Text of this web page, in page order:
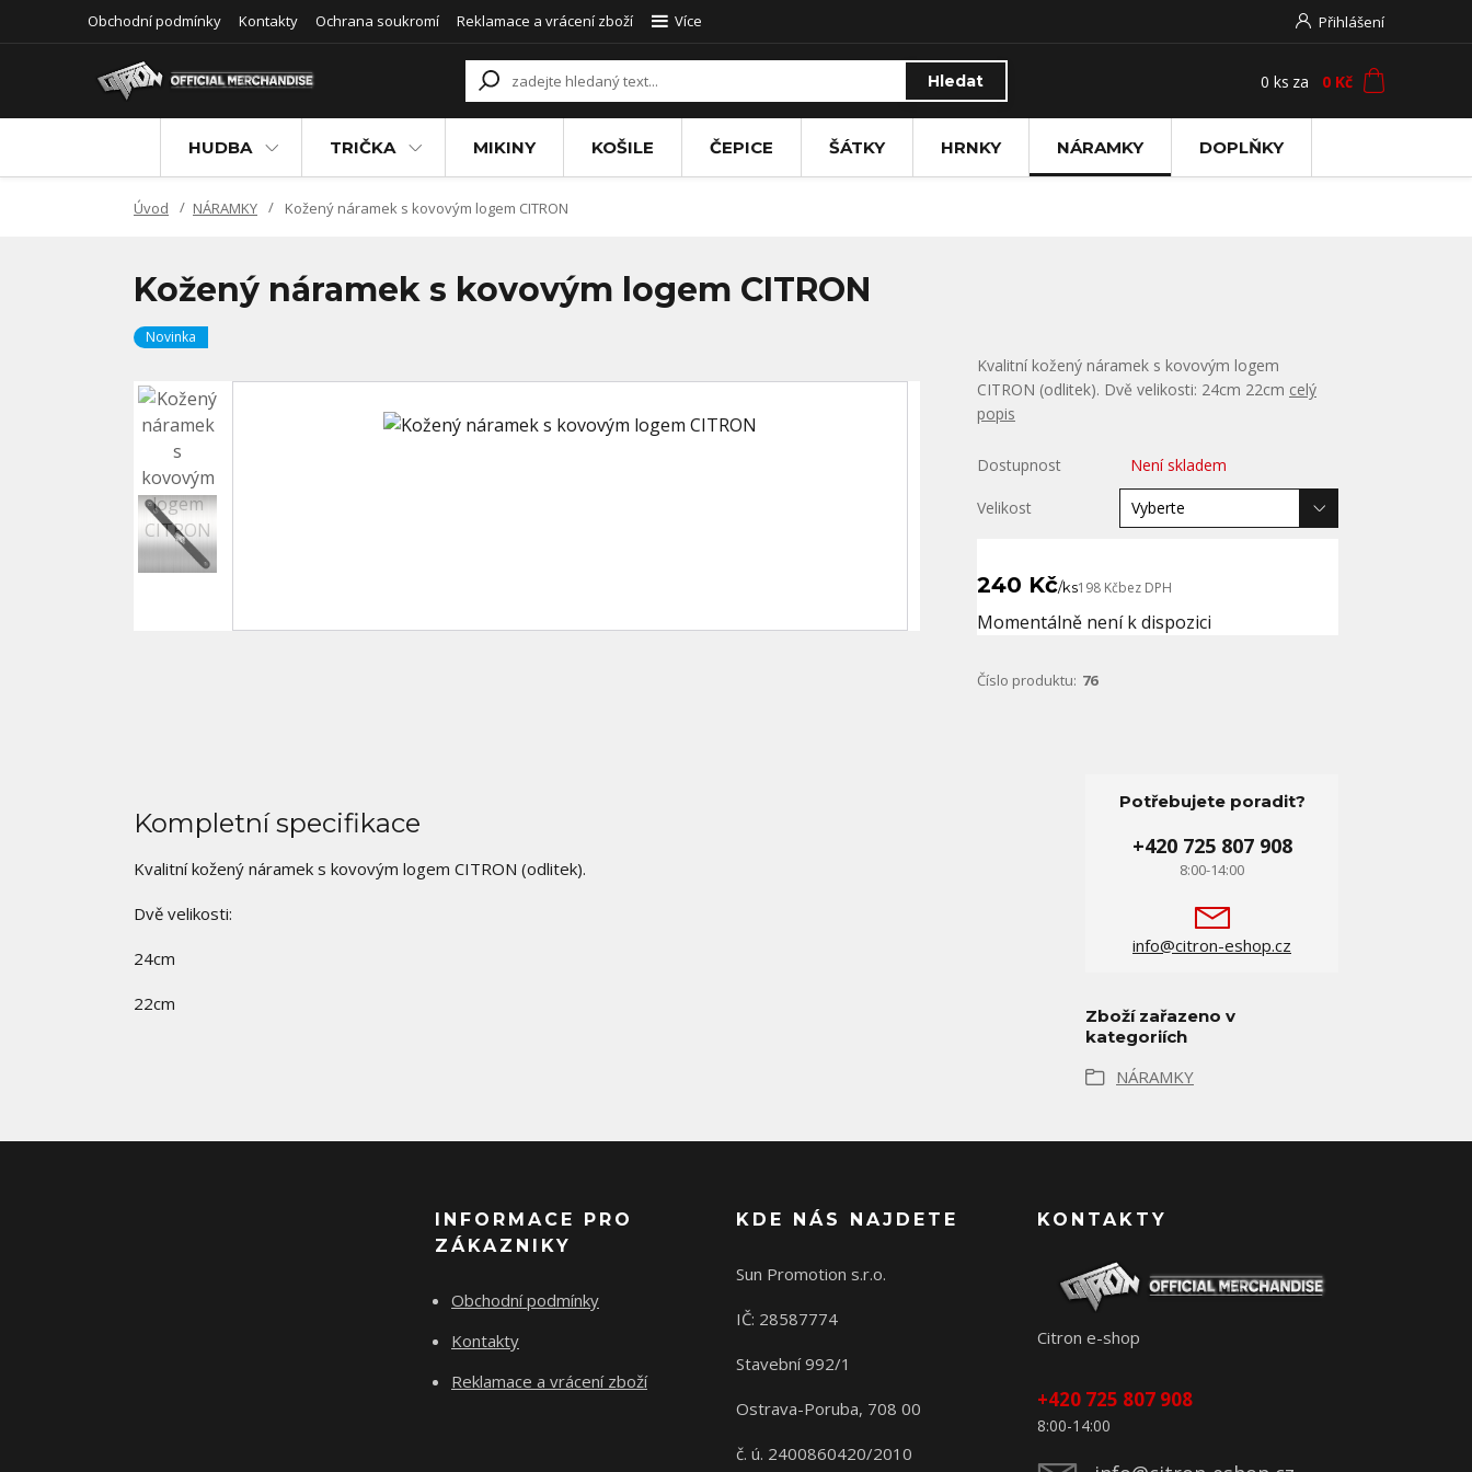
Obchodní podmínky Kontakty Ochrana soukromí Reklamace a vrácení zboží Více Přihlášení
Hledat 0 ks za 0 Kč
HUDBA TRIČKA MIKINY KOŠILE ČEPICE ŠÁTKY HRNKY NÁRAMKY DOPLŇKY
Úvod NÁRAMKY Kožený náramek s kovovým logem CITRON
Kožený náramek s kovovým logem CITRON
Novinka
Kvalitní kožený náramek s kovovým logem
CITRON (odlitek). Dvě velikosti: 24cm 22cm celý
popis
Dostupnost Není skladem
Velikost
240 Kč/ks198 Kčbez DPH
Momentálně není k dispozici
Číslo produktu: 76
Kompletní specifikace
Kvalitní kožený náramek s kovovým logem CITRON (odlitek).
Dvě velikosti:
24cm
22cm
Potřebujete poradit?
+420 725 807 908
8:00-14:00
info@citron-eshop.cz
Zboží zařazeno v
kategoriích
NÁRAMKY
INFORMACE PRO
ZÁKAZNIKY
Obchodní podmínky
Kontakty
Reklamace a vrácení zboží
KDE NÁS NAJDETE
Sun Promotion s.r.o.
IČ: 28587774
Stavební 992/1
Ostrava-Poruba, 708 00
č. ú. 2400860420/2010
KONTAKTY
Citron e-shop
+420 725 807 908
8:00-14:00